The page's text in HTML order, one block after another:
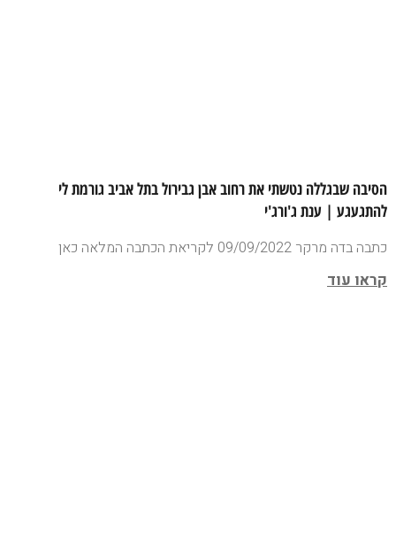
הסיבה שבגללה נטשתי את רחוב אבן גבירול בתל אביב גורמת לי
להתגעגע | ענת ג'ורג'י
כתבה בדה מרקר 09/09/2022 לקריאת הכתבה המלאה כאן
קראו עוד